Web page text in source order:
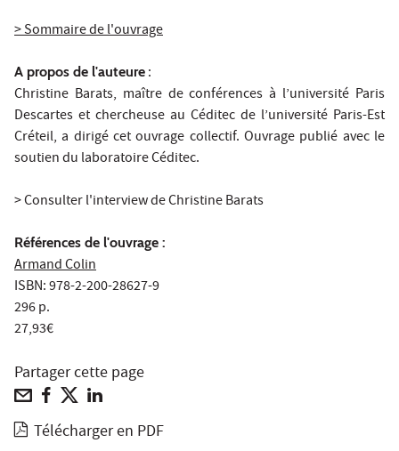
> Sommaire de l'ouvrage
A propos de l'auteure :
Christine Barats, maître de conférences à l’université Paris
Descartes et chercheuse au Céditec de l’université Paris-Est
Créteil, a dirigé cet ouvrage collectif. Ouvrage publié avec le
soutien du laboratoire Céditec.
> Consulter l'interview de Christine Barats
Références de l'ouvrage :
Armand Colin
ISBN: 978-2-200-28627-9
296 p.
27,93€
Partager cette page
Télécharger en PDF